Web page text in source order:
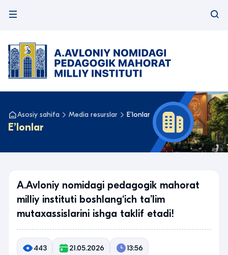
Asosiy sahifa Media resurslar Eʼlonlar
Eʼlonlar
A.Avloniy nomidagi pedagogik mahorat
milliy instituti boshlang‘ich ta’lim
mutaxassislarini ishga taklif etadi!
443 21.05.2026 13:56